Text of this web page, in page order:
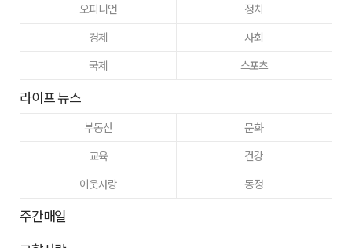
오피니언
정치
경제
사회
국제
스포츠
라이프 뉴스
부동산
문화
교육
건강
이웃사랑
동정
주간매일